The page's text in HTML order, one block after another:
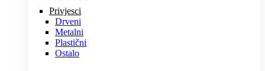
Privjesci
Drveni
Metalni
Plastični
Ostalo